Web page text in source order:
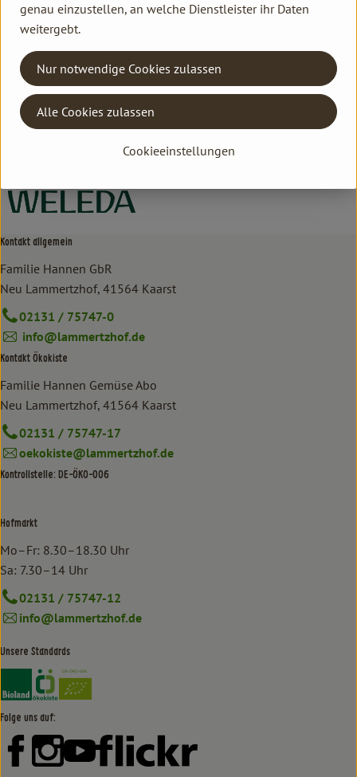
Weleda AG
D 73525 Schwäbisch Gmünd
Hochwertige Naturpflegeprodukte für Gesicht, Körper & Haar.
Natürlich wirksame anthroposophische Arzneimittel.
zur WebSite
Kontakt allgemein
Familie Hannen GbR
Neu Lammertzhof, 41564 Kaarst
02131 / 75747-0
info@lammertzhof.de
Kontakt Ökokiste
Familie Hannen Gemüse Abo
Neu Lammertzhof, 41564 Kaarst
02131 / 75747-17
oekokiste@lammertzhof.de
Kontrollstelle: DE-ÖKO-006
Hofmarkt
Mo–Fr: 8.30–18.30 Uhr
Sa: 7.30–14 Uhr
02131 / 75747-12
info@lammertzhof.de
Unsere Standards
Externer Link zu https://www.bioland.de/verbraucher
Externer Link zu https://www.oekokiste.de/
Folge uns auf:
Externer Link zu https://www.facebook.com/lammertzhof/
Externer Link zu https://www.instagram.com/
Externer Link zu https://www.youtube.com/
Externer Link zu https://
genau einzustellen, an welche Dienstleister ihr Daten
weitergebt.
Cookieeinstellungen
Nur notwendige Cookies zulassen
Alle Cookies zulassen